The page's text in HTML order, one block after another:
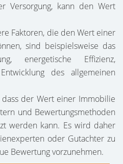
Versorgung, kann den Wert
Faktoren, die den Wert einer
sind beispielsweise das
energetische Effizienz,
des allgemeinen
der Wert einer Immobilie
und Bewertungsmethoden
werden kann. Es wird daher
oder Gutachter zu
Bewertung vorzunehmen.